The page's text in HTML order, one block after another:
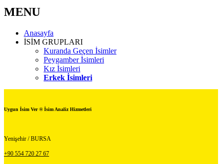
MENU
Anasayfa
İSİM GRUPLARI
Kuranda Geçen İsimler
Peygamber İsimleri
Kız İsimleri
Erkek İsimleri
Uygun İsim Ver ® İsim Analiz Hizmetleri
Yenişehir / BURSA
+90 554 720 27 67